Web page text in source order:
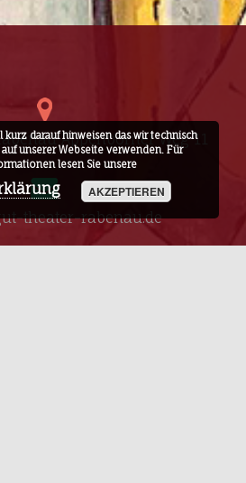
Appenborner Weg 11
theater-rabenau.de
kurz darauf hinweisen das wir technisch
unserer Webseite verwenden. Für
lesen Sie unsere
AKZEPTIEREN